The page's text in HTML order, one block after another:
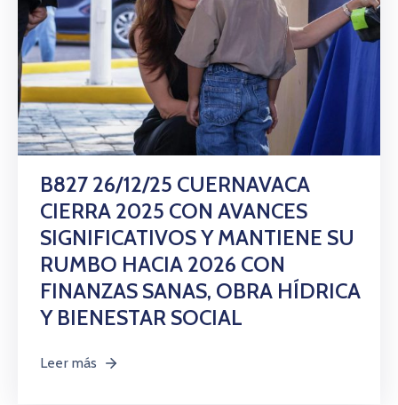
Licitaciones
Transparencia
Directorio
Citas
B827 26/12/25 CUERNAVACA
CIERRA 2025 CON AVANCES
SIGNIFICATIVOS Y MANTIENE SU
RUMBO HACIA 2026 CON
FINANZAS SANAS, OBRA HÍDRICA
Y BIENESTAR SOCIAL
Leer más